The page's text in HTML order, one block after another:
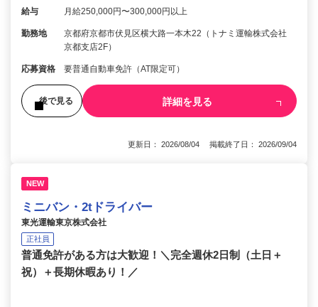
給与 月給250,000円〜300,000円以上
勤務地
京都府京都市伏見区横大路一本木22（トナミ運輸株式会社
京都支店2F）
応募資格 要普通自動車免許（AT限定可）
後で見る 詳細を見る
更新日： 2026/08/04 掲載終了日： 2026/09/04
NEW
ミニバン・2tドライバー
東光運輸東京株式会社
正社員
普通免許がある方は大歓迎！＼完全週休2日制（土日＋
祝）＋長期休暇あり！／